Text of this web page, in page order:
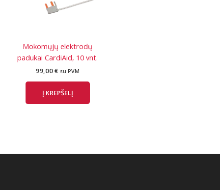
Mokomųjų elektrodų
padukai CardiAid, 10 vnt.
99,00€ su PVM
Į KREPŠELĮ